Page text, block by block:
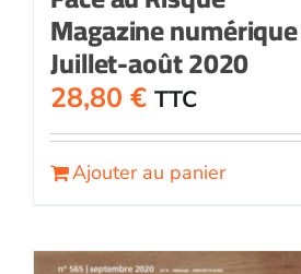
Magazine
Juillet-août 2020
28,80 € TTC
Ajouter au panier